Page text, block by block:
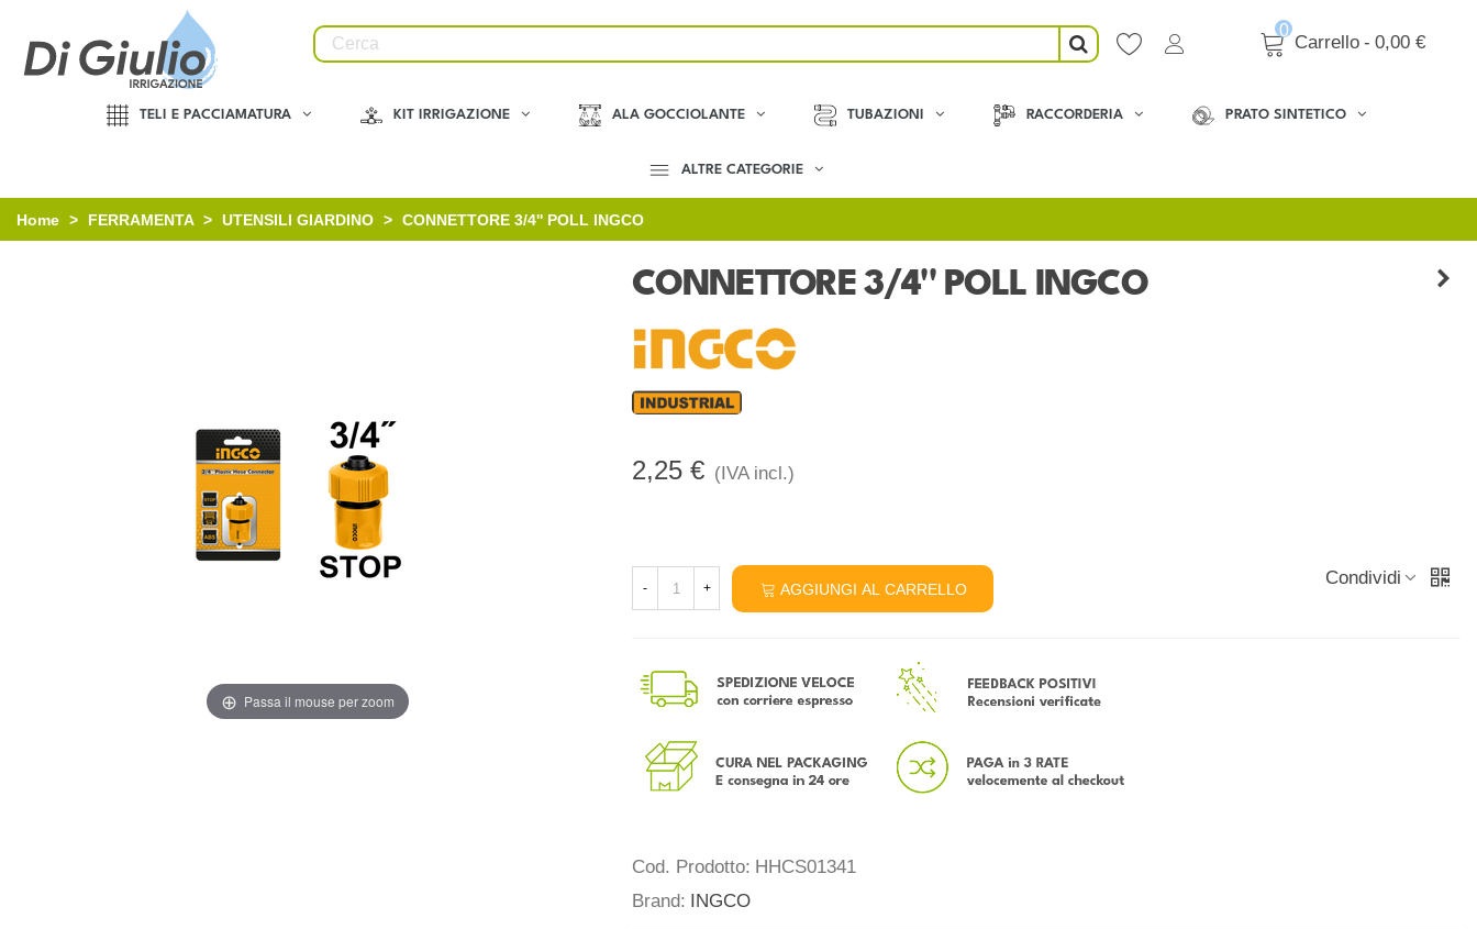
0
Carrello - 0,00 €
TELI E PACCIAMATURA KIT IRRIGAZIONE ALA GOCCIOLANTE TUBAZIONI RACCORDERIA PRATO SINTETICO
ALTRE CATEGORIE
Home > FERRAMENTA > UTENSILI GIARDINO > CONNETTORE 3/4'' POLL INGCO
Passa il mouse per zoom
CONNETTORE 3/4'' POLL INGCO
2,25 € (IVA incl.)
- + AGGIUNGI AL CARRELLO
Condividi
Cod. Prodotto: HHCS01341
Brand: INGCO